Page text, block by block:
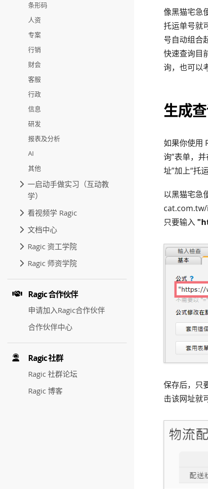
条形码
人资
专案
行销
财会
客服
行政
信息
研发
报表及分析
AI
其他
一启动手做实习（互动教
学）
看视频学 Ragic
文档中心
Ragic 资工学院
Ragic 师资学院
Ragic 合作伙伴
申请加入Ragic合作伙伴
合作伙伴中心
Ragic 社群
Ragic 社群论坛
Ragic 博客
像黑猫宅急
托运单号就
号自动组合
快速查询目
询，也可以
生成
如果你使用
询”表单，
址”加上“托
以黑猫宅急
cat.com.tw/
只要输入
保存后，只
击该网址就